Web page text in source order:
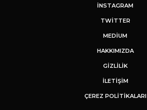
INSTAGRAM
TWITTER
MEDIUM
HAKKIMIZDA
GİZLİLİK
İLETIŞIM
ÇEREZ POLITIKALARI